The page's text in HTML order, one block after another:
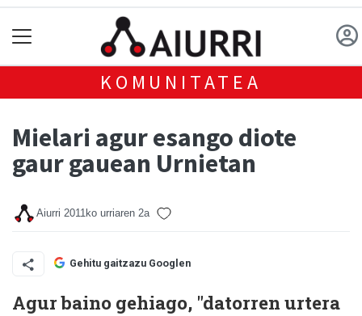
KOMUNITATEA
Mielari agur esango diote
gaur gauean Urnietan
Aiurri 2011ko urriaren 2a
Gehitu gaitzazu Googlen
Agur baino gehiago, "datorren urtera